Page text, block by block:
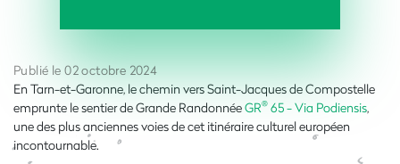
Publié le 02 octobre 2024
En Tarn-et-Garonne, le chemin vers Saint-Jacques de Compostelle
emprunte le sentier de Grande RandonnéeGR® 65 - Via Podiensis,
une des plus anciennes voies de cet itinéraire culturel européen
incontournable.